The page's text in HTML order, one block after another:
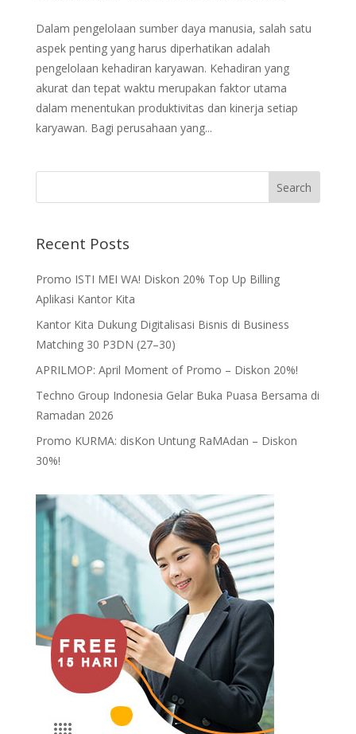
Dalam pengelolaan sumber daya manusia, salah satu
aspek penting yang harus diperhatikan adalah
pengelolaan kehadiran karyawan. Kehadiran yang
akurat dan tepat waktu merupakan faktor utama
dalam menentukan produktivitas dan kinerja setiap
karyawan. Bagi perusahaan yang...
Recent Posts
Promo ISTI MEI WA! Diskon 20% Top Up Billing
Aplikasi Kantor Kita
Kantor Kita Dukung Digitalisasi Bisnis di Business
Matching 30 P3DN (27–30)
APRILMOP: April Moment of Promo – Diskon 20%!
Techno Group Indonesia Gelar Buka Puasa Bersama di
Ramadan 2026
Promo KURMA: disKon Untung RaMAdan – Diskon
30%!